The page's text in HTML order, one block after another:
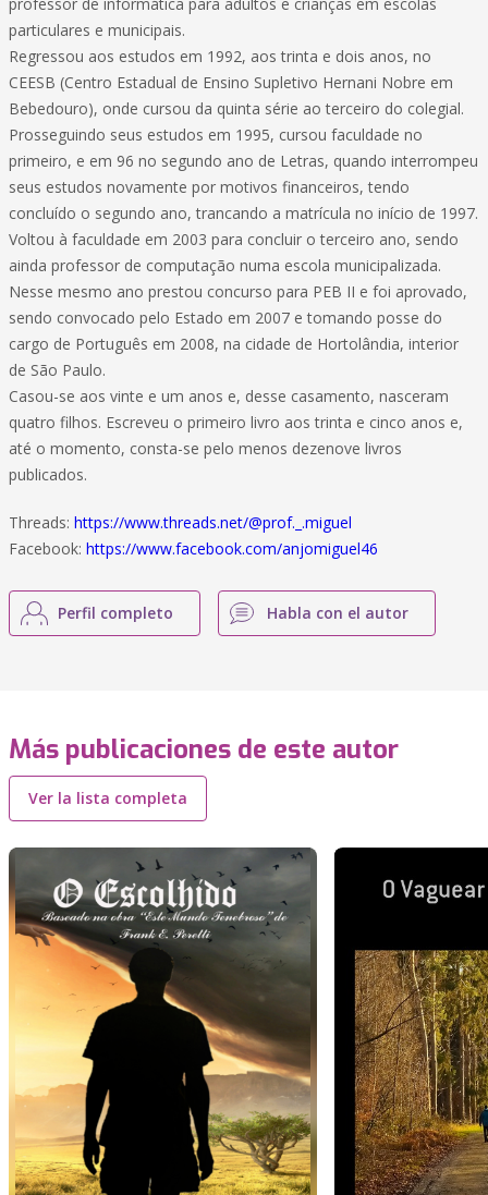
particulares e municipais.
Regressou aos estudos em 1992, aos trinta e dois anos, no
CEESB (Centro Estadual de Ensino Supletivo Hernani Nobre em
Bebedouro), onde cursou da quinta série ao terceiro do colegial.
Prosseguindo seus estudos em 1995, cursou faculdade no
primeiro, e em 96 no segundo ano de Letras, quando interrompeu
seus estudos novamente por motivos financeiros, tendo
concluído o segundo ano, trancando a matrícula no início de 1997.
Voltou à faculdade em 2003 para concluir o terceiro ano, sendo
ainda professor de computação numa escola municipalizada.
Nesse mesmo ano prestou concurso para PEB II e foi aprovado,
sendo convocado pelo Estado em 2007 e tomando posse do
cargo de Português em 2008, na cidade de Hortolândia, interior
de São Paulo.
Casou-se aos vinte e um anos e, desse casamento, nasceram
quatro filhos. Escreveu o primeiro livro aos trinta e cinco anos e,
até o momento, consta-se pelo menos dezenove livros
publicados.
Threads: https://www.threads.net/@prof._.miguel
Facebook: https://www.facebook.com/anjomiguel46
Perfil completo Habla con el autor
Más publicaciones de este autor
Ver la lista completa